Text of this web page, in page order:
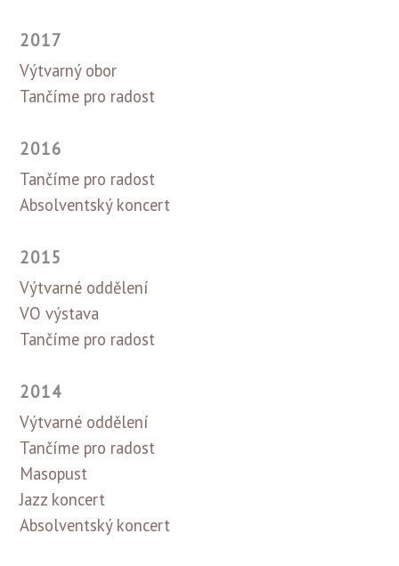
2017
Výtvarný obor
Tančíme pro radost
2016
Tančíme pro radost
Absolventský koncert
2015
Výtvarné oddělení
VO výstava
Tančíme pro radost
2014
Výtvarné oddělení
Tančíme pro radost
Masopust
Jazz koncert
Absolventský koncert